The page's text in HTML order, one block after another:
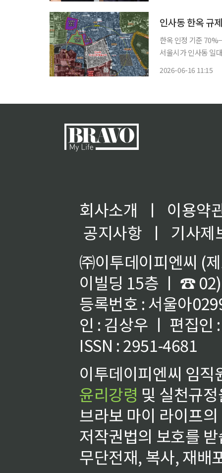
인사동 한옥 규
한옥 인정 기준
서울시가 인사동 일
2026-06-16 11:15
회사소개 ㅣ
이용약
공지사항
ㅣ
기사제
㈜이투데이피엔씨 (
이빌딩 15층 ㅣ ☎
등록번호 : 서울아
인 : 김상우 ㅣ 편집인
ISSN : 2951-4681
이투데이피엔씨 임
윤리강령 및 실천규
브라보 마이 라이프
저작권법의 보호를
무단전재, 복사, 재배